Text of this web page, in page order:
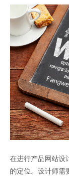
在进行产品网站设
的定位。设计师需